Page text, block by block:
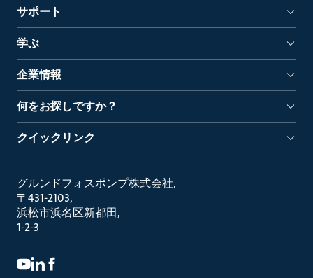
サポート
学ぶ
企業情報
何をお探しですか？
クイックリンク
グルンドフォスポンプ株式会社
〒431-2103
浜松市浜名区新都田
1-2-3